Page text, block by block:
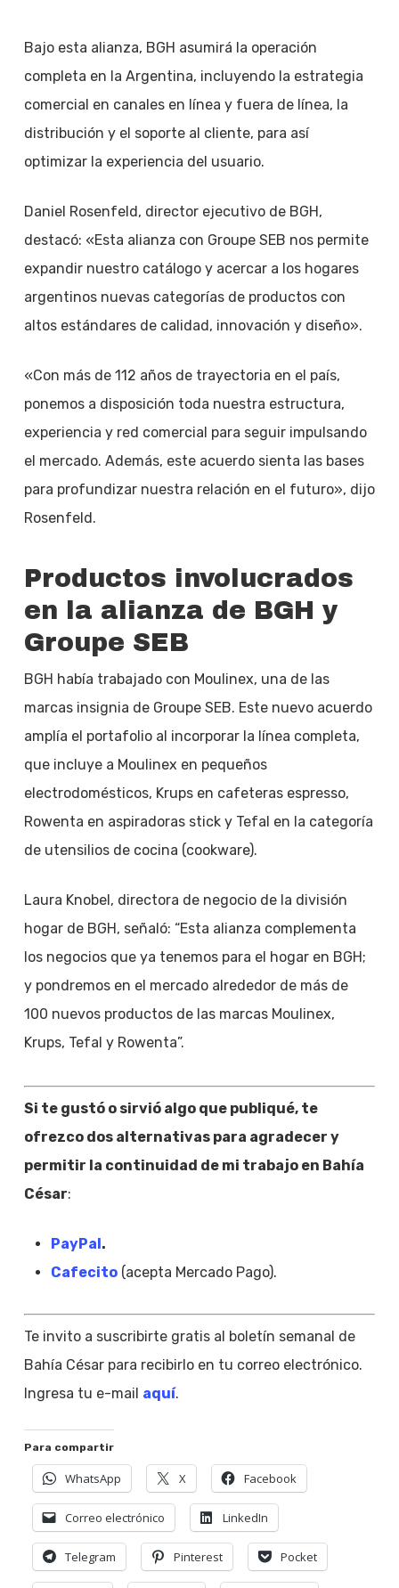
Bajo esta alianza, BGH asumirá la operación
completa en la Argentina, incluyendo la estrategia
comercial en canales en línea y fuera de línea, la
distribución y el soporte al cliente, para así
optimizar la experiencia del usuario.
Daniel Rosenfeld, director ejecutivo de BGH,
destacó: «Esta alianza con Groupe SEB nos permite
expandir nuestro catálogo y acercar a los hogares
argentinos nuevas categorías de productos con
altos estándares de calidad, innovación y diseño».
«Con más de 112 años de trayectoria en el país,
ponemos a disposición toda nuestra estructura,
experiencia y red comercial para seguir impulsando
el mercado. Además, este acuerdo sienta las bases
para profundizar nuestra relación en el futuro», dijo
Rosenfeld.
Productos involucrados
en la alianza de BGH y
Groupe SEB
BGH había trabajado con Moulinex, una de las
marcas insignia de Groupe SEB. Este nuevo acuerdo
amplía el portafolio al incorporar la línea completa,
que incluye a Moulinex en pequeños
electrodomésticos, Krups en cafeteras espresso,
Rowenta en aspiradoras stick y Tefal en la categoría
de utensilios de cocina (cookware).
Laura Knobel, directora de negocio de la división
hogar de BGH, señaló: “Esta alianza complementa
los negocios que ya tenemos para el hogar en BGH;
y pondremos en el mercado alrededor de más de
100 nuevos productos de las marcas Moulinex,
Krups, Tefal y Rowenta”.
Si te gustó o sirvió algo que publiqué, te
ofrezco dos alternativas para agradecer y
permitir la continuidad de mi trabajo en Bahía
César:
PayPal.
Cafecito(acepta Mercado Pago).
Te invito a suscribirte gratis al boletín semanal de
Bahía César para recibirlo en tu correo electrónico.
Ingresa tu e-mail aquí.
Para compartir
WhatsApp X Facebook
Correo electrónico LinkedIn
Telegram Pinterest Pocket